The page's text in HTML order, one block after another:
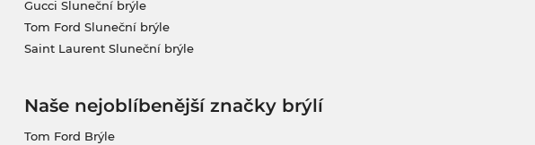
Gucci Sluneční brýle
Tom Ford Sluneční brýle
Saint Laurent Sluneční brýle
Naše nejoblíbenější značky brýlí
Tom Ford Brýle